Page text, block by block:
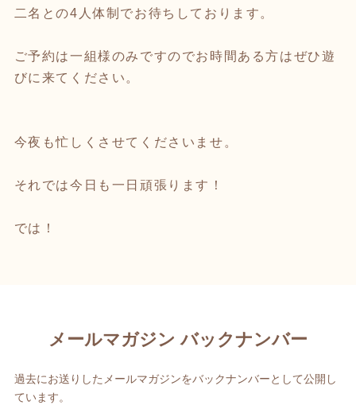
二名との4人体制でお待ちしております。
ご予約は一組様のみですのでお時間ある方はぜひ遊
びに来てください。
今夜も忙しくさせてくださいませ。
それでは今日も一日頑張ります！
では！
メールマガジン バックナンバー
過去にお送りしたメールマガジンをバックナンバーとして公開し
ています。